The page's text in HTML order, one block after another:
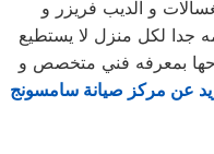
و الديب فريزر و
جدا لكل منزل لا يستطيع
بمعرفه فني متخصص و
عن مركز صيانة سامسونج